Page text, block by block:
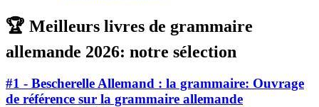
🏆 Meilleurs livres de grammaire
allemande 2026: notre sélection
#1 - Bescherelle Allemand : la grammaire: Ouvrage
de référence sur la grammaire allemande